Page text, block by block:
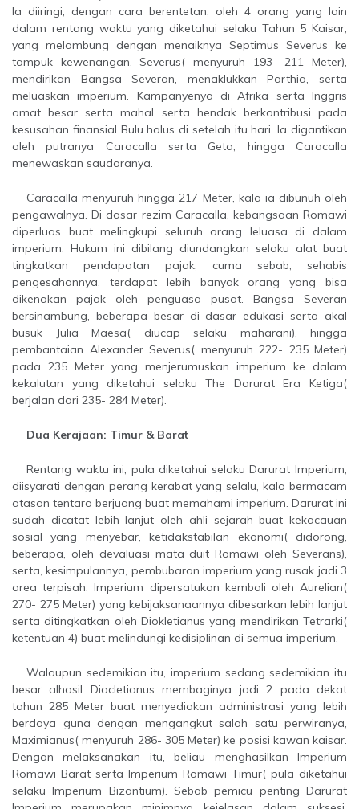
Ia diiringi, dengan cara berentetan, oleh 4 orang yang lain
dalam rentang waktu yang diketahui selaku Tahun 5 Kaisar,
yang melambung dengan menaiknya Septimus Severus ke
tampuk kewenangan. Severus( menyuruh 193- 211 Meter),
mendirikan Bangsa Severan, menaklukkan Parthia, serta
meluaskan imperium. Kampanyenya di Afrika serta Inggris
amat besar serta mahal serta hendak berkontribusi pada
kesusahan finansial Bulu halus di setelah itu hari. Ia digantikan
oleh putranya Caracalla serta Geta, hingga Caracalla
menewaskan saudaranya.
Caracalla menyuruh hingga 217 Meter, kala ia dibunuh oleh
pengawalnya. Di dasar rezim Caracalla, kebangsaan Romawi
diperluas buat melingkupi seluruh orang leluasa di dalam
imperium. Hukum ini dibilang diundangkan selaku alat buat
tingkatkan pendapatan pajak, cuma sebab, sehabis
pengesahannya, terdapat lebih banyak orang yang bisa
dikenakan pajak oleh penguasa pusat. Bangsa Severan
bersinambung, beberapa besar di dasar edukasi serta akal
busuk Julia Maesa( diucap selaku maharani), hingga
pembantaian Alexander Severus( menyuruh 222- 235 Meter)
pada 235 Meter yang menjerumuskan imperium ke dalam
kekalutan yang diketahui selaku The Darurat Era Ketiga(
berjalan dari 235- 284 Meter).
Dua Kerajaan: Timur & Barat
Rentang waktu ini, pula diketahui selaku Darurat Imperium,
diisyarati dengan perang kerabat yang selalu, kala bermacam
atasan tentara berjuang buat memahami imperium. Darurat ini
sudah dicatat lebih lanjut oleh ahli sejarah buat kekacauan
sosial yang menyebar, ketidakstabilan ekonomi( didorong,
beberapa, oleh devaluasi mata duit Romawi oleh Severans),
serta, kesimpulannya, pembubaran imperium yang rusak jadi 3
area terpisah. Imperium dipersatukan kembali oleh Aurelian(
270- 275 Meter) yang kebijaksanaannya dibesarkan lebih lanjut
serta ditingkatkan oleh Diokletianus yang mendirikan Tetrarki(
ketentuan 4) buat melindungi kedisiplinan di semua imperium.
Walaupun sedemikian itu, imperium sedang sedemikian itu
besar alhasil Diocletianus membaginya jadi 2 pada dekat
tahun 285 Meter buat menyediakan administrasi yang lebih
berdaya guna dengan mengangkut salah satu perwiranya,
Maximianus( menyuruh 286- 305 Meter) ke posisi kawan kaisar.
Dengan melaksanakan itu, beliau menghasilkan Imperium
Romawi Barat serta Imperium Romawi Timur( pula diketahui
selaku Imperium Bizantium). Sebab pemicu penting Darurat